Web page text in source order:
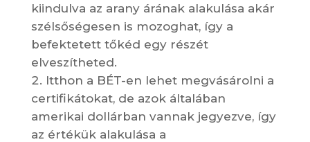
kiindulva az arany árának alakulása akár
szélsőségesen is mozoghat, így a
befektetett tőkéd egy részét
elveszítheted.
Itthon a BÉT-en lehet megvásárolni a
certifikátokat, de azok általában
amerikai dollárban vannak jegyezve, így
az értékük alakulása a